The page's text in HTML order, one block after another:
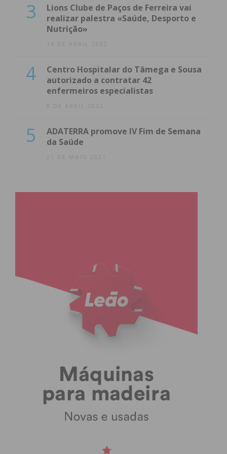
3
Lions Clube de Paços de Ferreira vai
realizar palestra «Saúde, Desporto e
Nutrição»
14 DE ABRIL 2022
4
Centro Hospitalar do Tâmega e Sousa
autorizado a contratar 42
enfermeiros especialistas
8 DE ABRIL 2022
5
ADATERRA promove IV Fim de Semana
da Saúde
21 DE MAIO 2021